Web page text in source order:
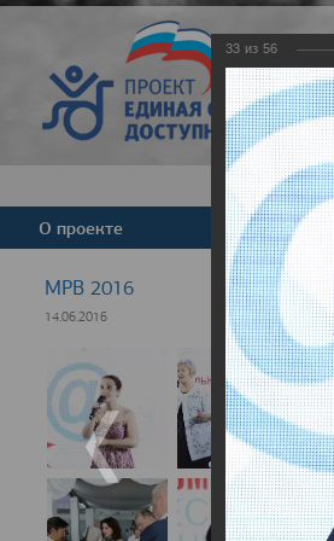
О проекте Команда
МРВ 2016
14.06.2016
33 из 56